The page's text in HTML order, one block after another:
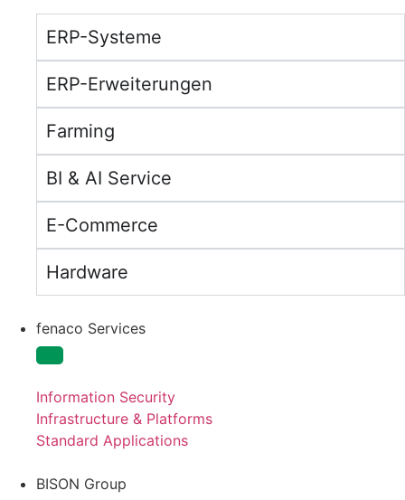
ERP-Systeme
ERP-Erweiterungen
Farming
BI & AI Service
E-Commerce
Hardware
fenaco Services
Information Security
Infrastructure & Platforms
Standard Applications
BISON Group